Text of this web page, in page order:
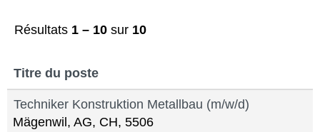
Résultats 1 – 10 sur 10
Titre du poste
Techniker Konstruktion Metallbau (m/w/d)
Mägenwil, AG, CH, 5506